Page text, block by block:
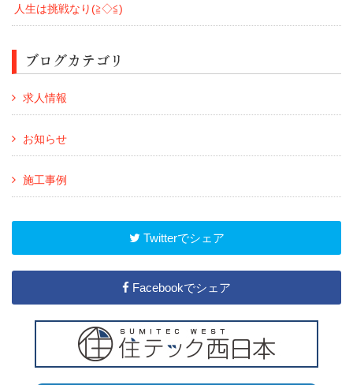
人生は挑戦なり(≧◇≦)
ブログカテゴリ
求人情報
お知らせ
施工事例
Twitterでシェア
Facebookでシェア